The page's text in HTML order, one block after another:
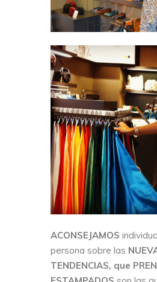
ACONSEJAMOS
persona sobre las
TENDENCIAS, que